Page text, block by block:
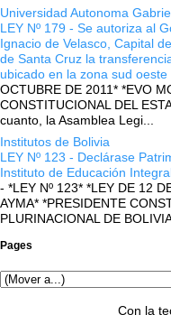
Universidad Autonoma
LEY Nº 179 - Se autoriza al
Ignacio de Velasco, Capital
de Santa Cruz la
ubicado en la zona sud oeste
OCTUBRE DE 2011* *EVO
CONSTITUCIONAL DEL
cuanto, la Asamblea Legi...
Institutos de Bolivia
LEY Nº 123 - Declárase
Instituto de Educación
- *LEY Nº 123* *LEY DE 12
AYMA* *PRESIDENTE
PLURINACIONAL DE
Pages
Con la